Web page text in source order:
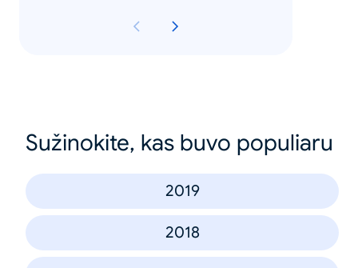
Sužinokite, kas buvo populiaru
2019
2018